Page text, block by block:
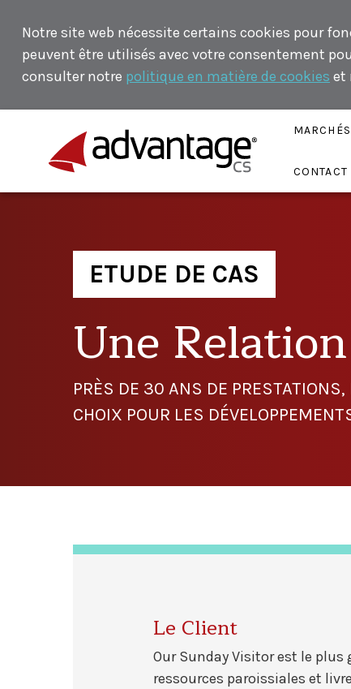
Notre site web nécessite certains cookies pour
peuvent être utilisés avec votre consentement
consulter notre politique en matière de cookies et
MARCHÉS
CONTACT
ETUDE DE CAS
Une
PRÈS DE 30 ANS DE
CHOIX POUR LES
Le Client
Our Sunday Visitor est le
ressources paroissiales et